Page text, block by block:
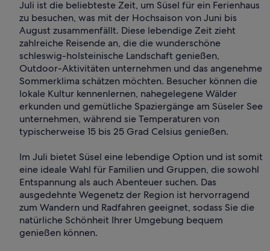
Juli ist die beliebteste Zeit, um Süsel für ein Ferienhaus
zu besuchen, was mit der Hochsaison von Juni bis
August zusammenfällt. Diese lebendige Zeit zieht
zahlreiche Reisende an, die die wunderschöne
schleswig-holsteinische Landschaft genießen,
Outdoor-Aktivitäten unternehmen und das angenehme
Sommerklima schätzen möchten. Besucher können die
lokale Kultur kennenlernen, nahegelegene Wälder
erkunden und gemütliche Spaziergänge am Süseler See
unternehmen, während sie Temperaturen von
typischerweise 15 bis 25 Grad Celsius genießen.
Im Juli bietet Süsel eine lebendige Option und ist somit
eine ideale Wahl für Familien und Gruppen, die sowohl
Entspannung als auch Abenteuer suchen. Das
ausgedehnte Wegenetz der Region ist hervorragend
zum Wandern und Radfahren geeignet, sodass Sie die
natürliche Schönheit Ihrer Umgebung bequem
genießen können.